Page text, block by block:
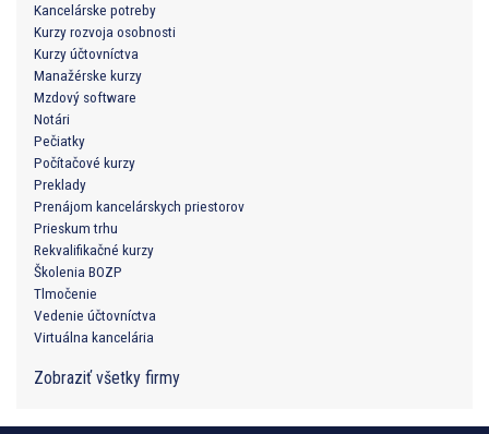
Kancelárske potreby
Kurzy rozvoja osobnosti
Kurzy účtovníctva
Manažérske kurzy
Mzdový software
Notári
Pečiatky
Počítačové kurzy
Preklady
Prenájom kancelárskych priestorov
Prieskum trhu
Rekvalifikačné kurzy
Školenia BOZP
Tlmočenie
Vedenie účtovníctva
Virtuálna kancelária
Zobraziť všetky firmy